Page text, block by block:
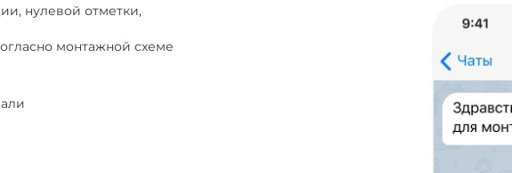
нулевой отметки,
монтажной схеме